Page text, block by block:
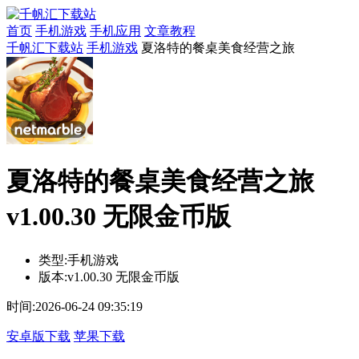
首页 手机游戏 手机应用 文章教程
千帆汇下载站 手机游戏 夏洛特的餐桌美食经营之旅
夏洛特的餐桌美食经营之旅
v1.00.30 无限金币版
类型:手机游戏
版本:v1.00.30 无限金币版
时间:2026-06-24 09:35:19
安卓版下载 苹果下载